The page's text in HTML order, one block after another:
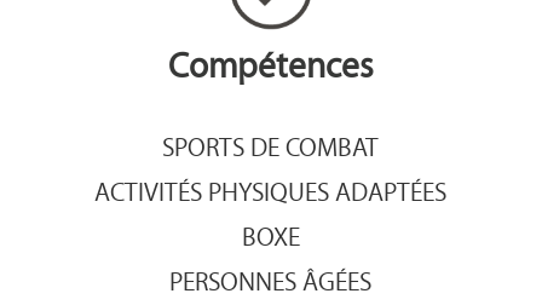
Compétences
SPORTS DE COMBAT
ACTIVITÉS PHYSIQUES ADAPTÉES
BOXE
PERSONNES ÂGÉES